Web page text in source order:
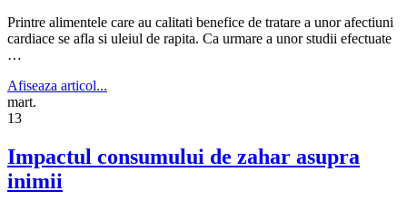
Printre alimentele care au calitati benefice de tratare a unor afectiuni
cardiace se afla si uleiul de rapita. Ca urmare a unor studii efectuate
…
Afiseaza articol...
mart.
13
Impactul consumului de zahar asupra
inimii